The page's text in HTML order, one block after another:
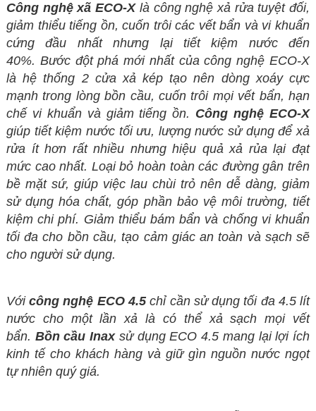
Công nghệ xã ECO-Xlà công nghệ xả rửa tuyệt đối,
giảm thiểu tiếng ồn, cuốn trôi các vết bẩn và vi khuẩn
cứng đầu nhất nhưng lại tiết kiệm nước đến
40%. Bước đột phá mới nhất của công nghệ ECO-X
là hệ thống 2 cửa xả kép tạo nên dòng xoáy cực
mạnh trong lòng bồn cầu, cuốn trôi mọi vết bẩn, hạn
chế vi khuẩn và giảm tiếng ồn. Công nghệ ECO-X
giúp tiết kiệm nước tối ưu, lượng nước sử dụng để xả
rửa ít hơn rất nhiều nhưng hiệu quả xả rủa lại đạt
mức cao nhất. Loại bỏ hoàn toàn các đường gân trên
bề mặt sứ, giúp việc lau chùi trỏ nên dễ dàng, giảm
sử dụng hóa chất, góp phần bảo vệ môi trường, tiết
kiệm chi phí. Giảm thiểu bám bẩn và chống vi khuẩn
tối đa cho bồn cầu, tạo cảm giác an toàn và sạch sẽ
cho người sử dụng.
Vớicông nghệ ECO 4.5chỉ cần sử dụng tối đa 4.5 lít
nước cho một lần xả là có thể xả sạch mọi vết
bẩn. Bồn cầu Inaxsử dụng ECO 4.5 mang lại lợi ích
kinh tế cho khách hàng và giữ gìn nguồn nước ngọt
tự nhiên quý giá.